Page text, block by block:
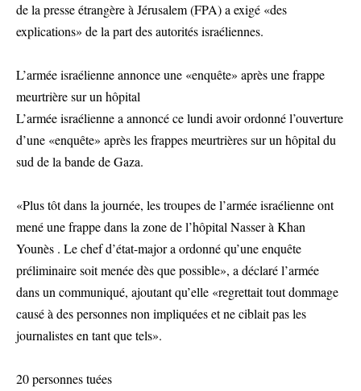
de la presse étrangère à Jérusalem (FPA) a exigé «des
explications» de la part des autorités israéliennes.
L’armée israélienne annonce une «enquête» après une frappe
meurtrière sur un hôpital
L’armée israélienne a annoncé ce lundi avoir ordonné l’ouverture
d’une «enquête» après les frappes meurtrières sur un hôpital du
sud de la bande de Gaza.
«Plus tôt dans la journée, les troupes de l’armée israélienne ont
mené une frappe dans la zone de l’hôpital Nasser à Khan
Younès . Le chef d’état-major a ordonné qu’une enquête
préliminaire soit menée dès que possible», a déclaré l’armée
dans un communiqué, ajoutant qu’elle «regrettait tout dommage
causé à des personnes non impliquées et ne ciblait pas les
journalistes en tant que tels».
20 personnes tuées